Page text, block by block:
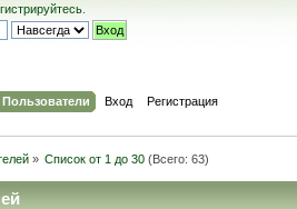
Пользователи Вход Регистрация
» Список от 1 до 30(Всего: 63)